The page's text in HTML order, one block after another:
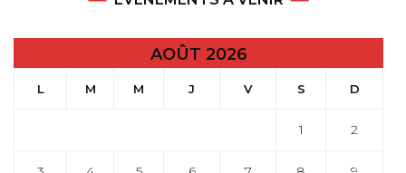
AOÛT 2026
L M M J V S D
1 2